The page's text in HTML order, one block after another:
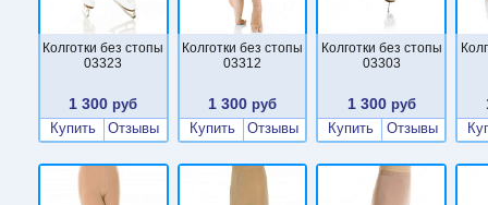
Колготки без стопы
03323
1 300 руб
Купить
Отзывы
Колготки без стопы
03312
1 300 руб
Купить
Отзывы
Колготки без стопы
03303
1 300руб
Купить
Отзывы